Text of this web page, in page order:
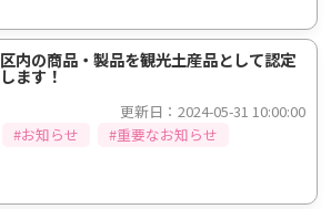
区内の商品・製品を観光土産品として認定
します！
更新日：2024-05-31 10:00:00
#お知らせ
#重要なお知らせ